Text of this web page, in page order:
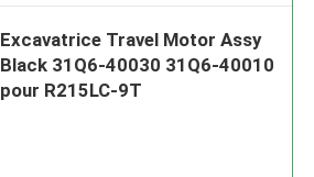
Excavatrice Travel Motor Assy
Black 31Q6-40030 31Q6-40010
pour R215LC-9T